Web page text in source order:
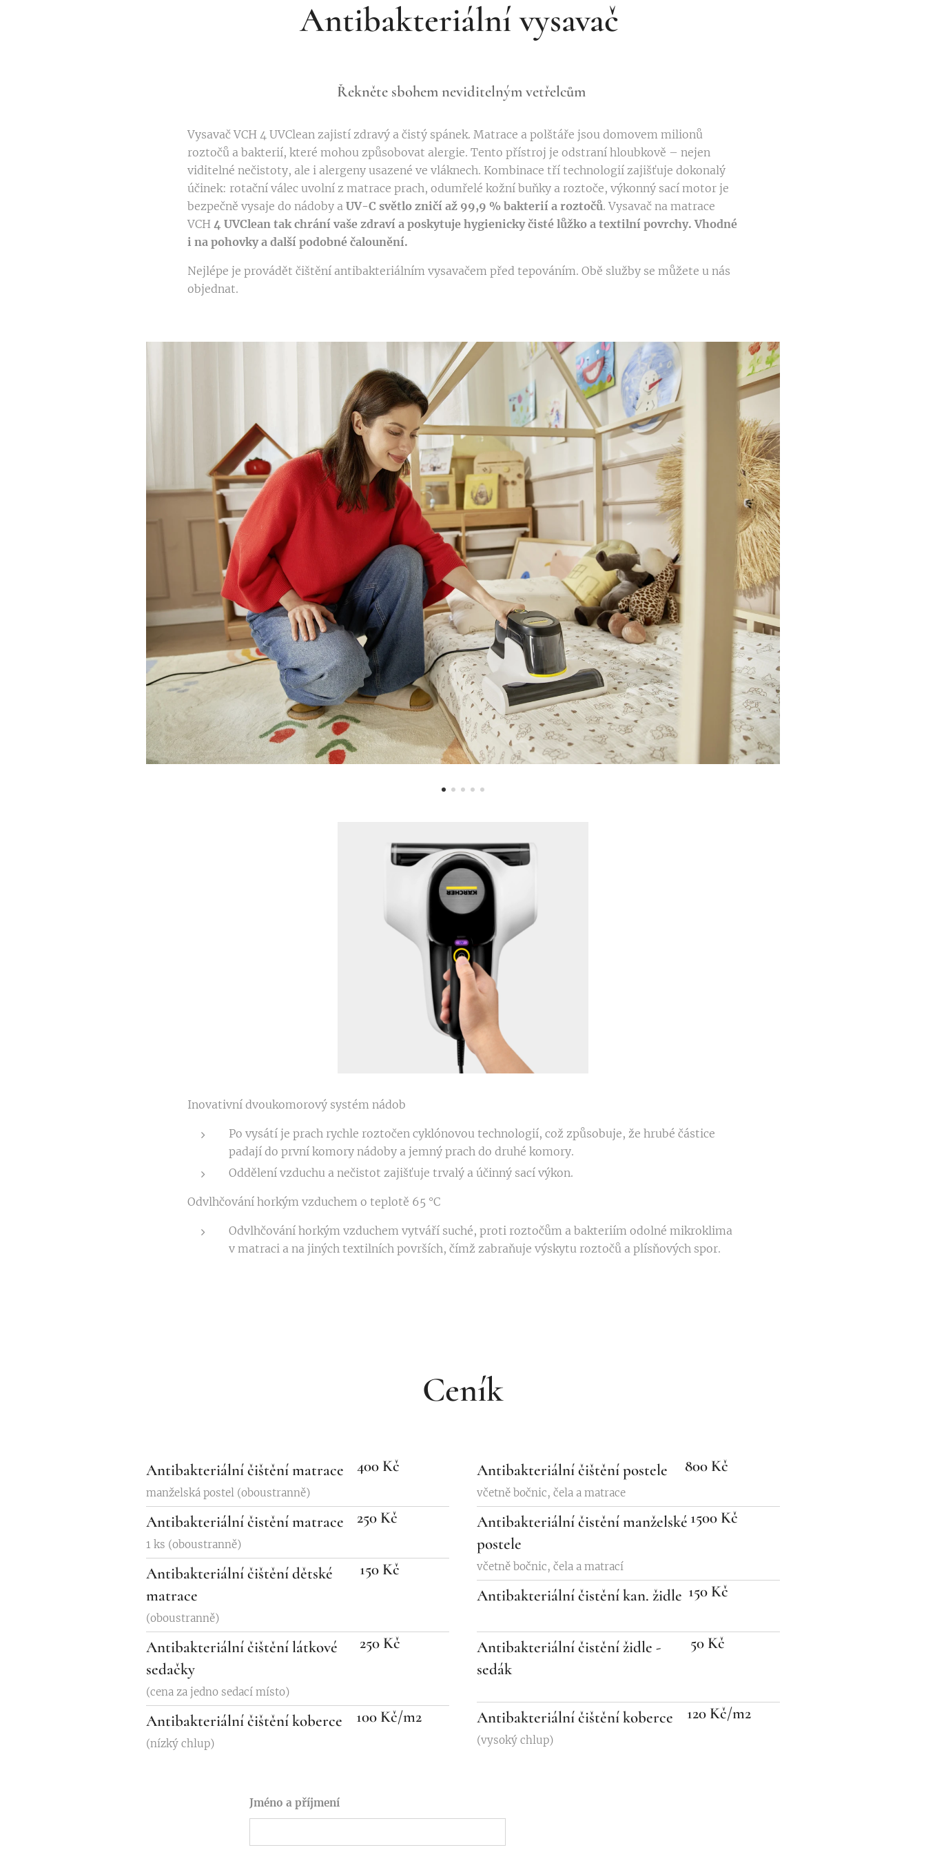
Antibakteriální vysavač
Řekněte sbohem neviditelným vetřelcům
Vysavač VCH 4 UVClean zajistí zdravý a čistý spánek. Matrace a polštáře jsou domovem milionů
roztočů a bakterií, které mohou způsobovat alergie. Tento přístroj je odstraní hloubkově – nejen
viditelné nečistoty, ale i alergeny usazené ve vláknech. Kombinace tří technologií zajišťuje dokonalý
účinek: rotační válec uvolní z matrace prach, odumřelé kožní buňky a roztoče, výkonný sací motor je
bezpečně vysaje do nádoby a UV-C světlo zničí až 99,9 % bakterií a roztočů. Vysavač na matrace
VCH 4 UVClean tak chrání vaše zdraví a poskytuje hygienicky čisté lůžko a textilní povrchy. Vhodné
i na pohovky a další podobné čalounění.
Nejlépe je provádět čištění antibakteriálním vysavačem před tepováním. Obě služby se můžete u nás
objednat.
Inovativní dvoukomorový systém nádob
Po vysátí je prach rychle roztočen cyklónovou technologií, což způsobuje, že hrubé částice
padají do první komory nádoby a jemný prach do druhé komory.
Oddělení vzduchu a nečistot zajišťuje trvalý a účinný sací výkon.
Odvlhčování horkým vzduchem o teplotě 65 °C
Odvlhčování horkým vzduchem vytváří suché, proti roztočům a bakteriím odolné mikroklima
v matraci a na jiných textilních površích, čímž zabraňuje výskytu roztočů a plísňových spor.
Ceník
Antibakteriální čištění matrace
manželská postel (oboustranně)
400 Kč
Antibakteriální čistění matrace
1 ks (oboustranně)
250 Kč
Antibakteriální čištění dětské
matrace
(oboustranně)
150 Kč
Antibakteriální čištění látkové
sedačky
(cena za jedno sedací místo)
250 Kč
Antibakteriální čištění koberce
(nízký chlup)
100 Kč/m2
Antibakteriální čištění postele
včetně bočnic, čela a matrace
800 Kč
Antibakteriální čistění manželské
postele
včetně bočnic, čela a matrací
1500 Kč
Antibakteriální čistění kan. židle 150 Kč
Antibakteriální čistění židle -
sedák
50 Kč
Antibakteriální čištění koberce
(vysoký chlup)
120 Kč/m2
Jméno a příjmení